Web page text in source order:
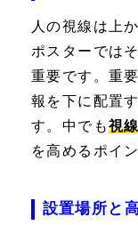
人の視線は上
ポスターでは
重要です。重
報を下に配置
す。中でも視
を高めるポイ
設置場所と